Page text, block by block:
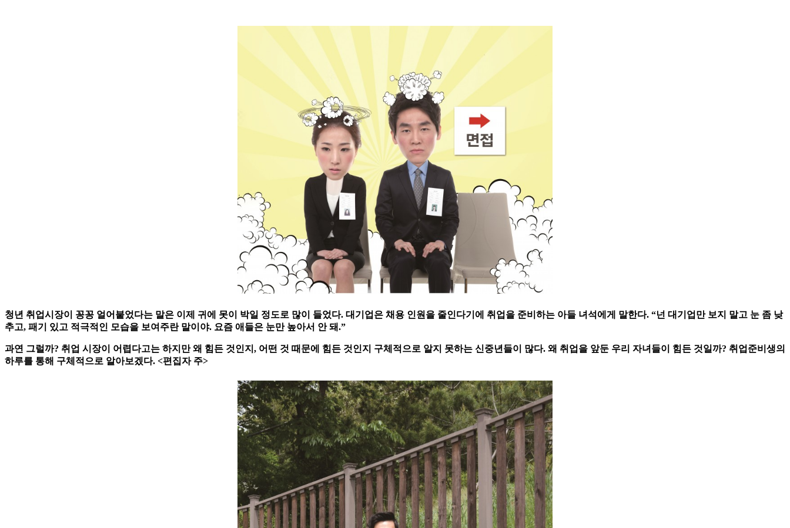
청년 취업시장이 꽁꽁 얼어붙었다는 말은 이제 귀에 못이 박일 정도로 많이 들었다. 대기업은 채용 인원을 줄인다기에 취업을 준비하는 아들 녀석에게 말한다. “넌 대기업만 보지 말고 눈 좀 낮
추고, 패기 있고 적극적인 모습을 보여주란 말이야. 요즘 애들은 눈만 높아서 안 돼.”
과연 그럴까? 취업 시장이 어렵다고는 하지만 왜 힘든 것인지, 어떤 것 때문에 힘든 것인지 구체적으로 알지 못하는 신중년들이 많다. 왜 취업을 앞둔 우리 자녀들이 힘든 것일까? 취업준비생의
하루를 통해 구체적으로 알아보겠다. <편집자 주>